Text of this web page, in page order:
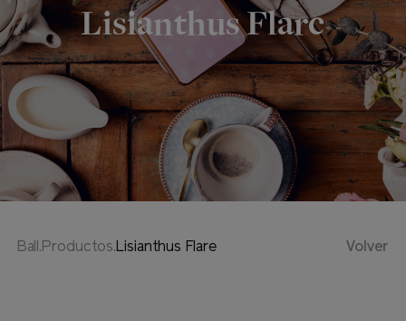
Lisianthus Flare
Ball.Productos. Lisianthus Flare Volver